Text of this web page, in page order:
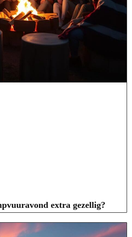
extra gezellig?